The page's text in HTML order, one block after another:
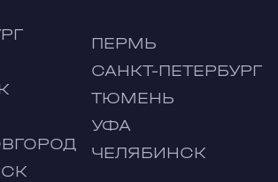
ПЕРМЬ
САНКТ-ПЕТЕРБУРГ
ТЮМЕНЬ
УФА
ЧЕЛЯБИНСК